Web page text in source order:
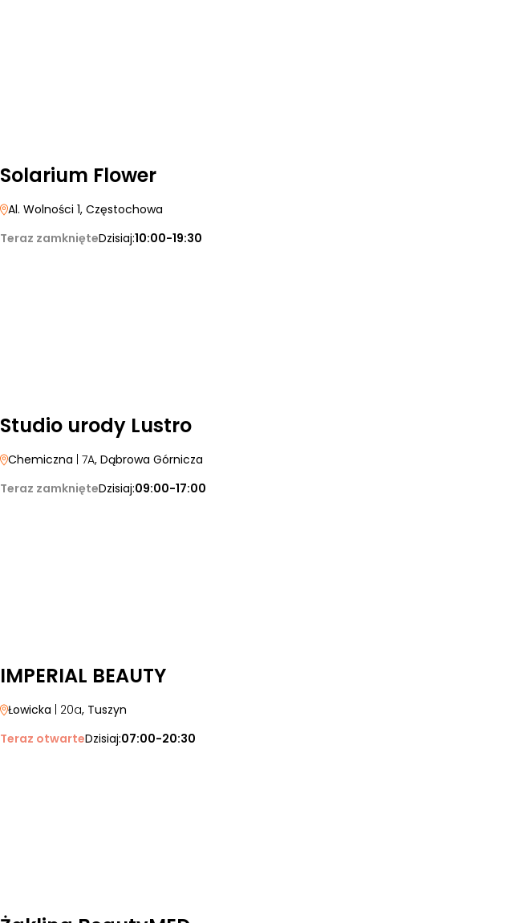
Solarium Flower
Al. Wolności 1, Częstochowa
Teraz zamknięteDzisiaj:10:00-19:30
Studio urody Lustro
Chemiczna | 7A, Dąbrowa Górnicza
Teraz zamknięteDzisiaj:09:00-17:00
IMPERIAL BEAUTY
Łowicka | 20a, Tuszyn
Teraz otwarteDzisiaj:07:00-20:30